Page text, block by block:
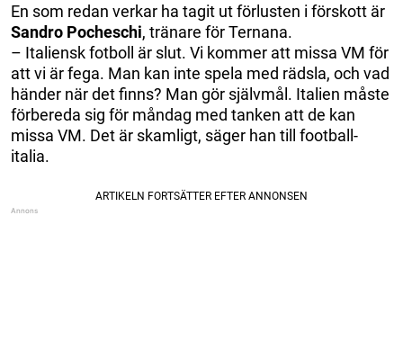
En som redan verkar ha tagit ut förlusten i förskott är
Sandro Pocheschi, tränare för Ternana.
– Italiensk fotboll är slut. Vi kommer att missa VM för
att vi är fega. Man kan inte spela med rädsla, och vad
händer när det finns? Man gör självmål. Italien måste
förbereda sig för måndag med tanken att de kan
missa VM. Det är skamligt, säger han till football-
italia.